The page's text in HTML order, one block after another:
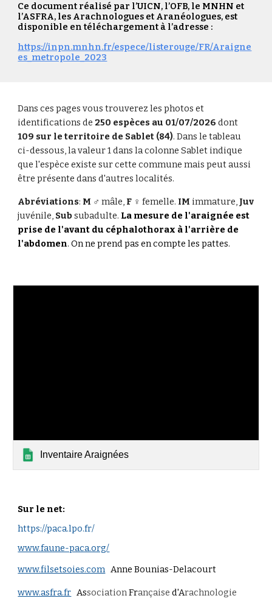
Ce document réalisé par l’UICN, l’OFB, le MNHN et
l’ASFRA, les Arachnologues et Aranéologues, est
disponible en téléchargement à l’adresse :
https://inpn.mnhn.fr/espece/listerouge/FR/Araigne
es_metropole_2023
Dans ces pages vous trouverez les photos et
identifications de 250 espèces au 01/07/2026 dont
109 sur le territoire de Sablet (84). Dans le tableau
ci-dessous, la valeur 1 dans la colonne Sablet indique
que l'espèce existe sur cette commune mais peut aussi
être présente dans d'autres localités.
Abréviations: M ♂ mâle, F ♀ femelle. IM immature, Juv
juvénile, Sub subadulte. La mesure de l'araignée est
prise de l'avant du céphalothorax à l'arrière de
l'abdomen. On ne prend pas en compte les pattes.
Inventaire Araignées
Sur le net:
https://paca.lpo.fr/
www.faune-paca.org/
www.filsetsoies.com Anne Bounias-Delacourt
www.asfra.fr AssociationFrançaise d'Arachnologie